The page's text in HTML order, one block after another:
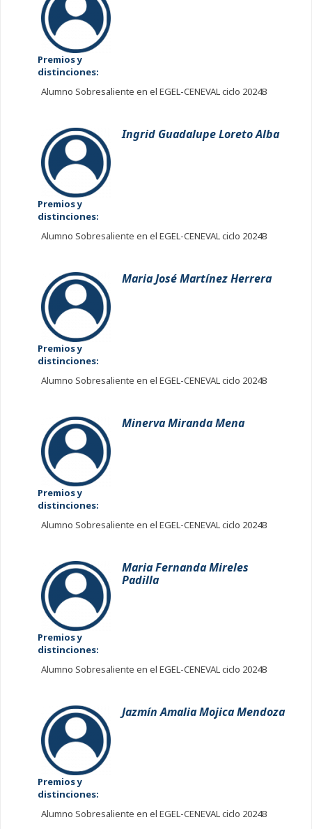
Premios y
distinciones:
Alumno Sobresaliente en el EGEL-CENEVAL ciclo 2024B
Ingrid Guadalupe Loreto Alba
Premios y
distinciones:
Alumno Sobresaliente en el EGEL-CENEVAL ciclo 2024B
Maria José Martínez Herrera
Premios y
distinciones:
Alumno Sobresaliente en el EGEL-CENEVAL ciclo 2024B
Minerva Miranda Mena
Premios y
distinciones:
Alumno Sobresaliente en el EGEL-CENEVAL ciclo 2024B
Maria Fernanda Mireles
Padilla
Premios y
distinciones:
Alumno Sobresaliente en el EGEL-CENEVAL ciclo 2024B
Jazmín Amalia Mojica Mendoza
Premios y
distinciones:
Alumno Sobresaliente en el EGEL-CENEVAL ciclo 2024B